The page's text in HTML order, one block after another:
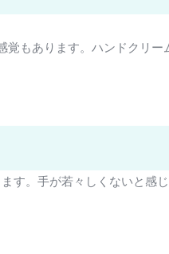
もあります。ハンドクリ
す。手が若々しくないと感